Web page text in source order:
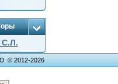
С.Л.
© 2012-2026